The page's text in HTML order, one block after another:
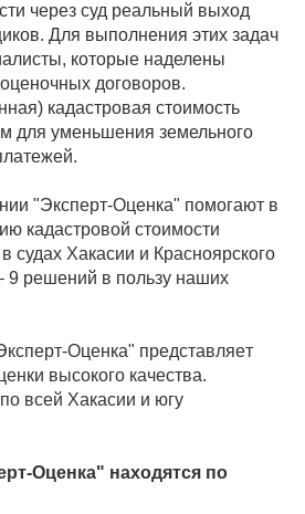
через суд реальный выход
Для выполнения этих задач
которые наделены
договоров.
кадастровая стоимость
для уменьшения земельного
"Эксперт-Оценка" помогают в
кадастровой стоимости
судах Хакасии и Красноярского
9 решений в пользу наших
Оценка" представляет
высокого качества.
всей Хакасии и югу
Оценка" находятся по